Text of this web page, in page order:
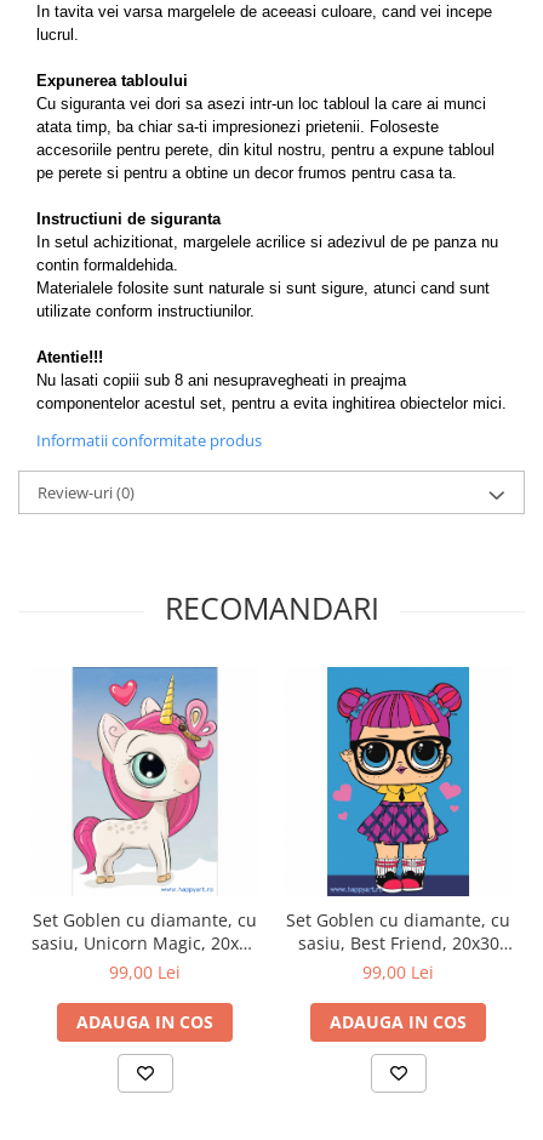
In tavita vei varsa margelele de aceeasi culoare, cand vei incepe
lucrul.
Expunerea tabloului
Cu siguranta vei dori sa asezi intr-un loc tabloul la care ai munci
atata timp, ba chiar sa-ti impresionezi prietenii. Foloseste
accesoriile pentru perete, din kitul nostru, pentru a expune tabloul
pe perete si pentru a obtine un decor frumos pentru casa ta.
Instructiuni de siguranta
In setul achizitionat, margelele acrilice si adezivul de pe panza nu
contin formaldehida.
Materialele folosite sunt naturale si sunt sigure, atunci cand sunt
utilizate conform instructiunilor.
Atentie!!!
Nu lasati copiii sub 8 ani nesupravegheati in preajma
componentelor acestul set, pentru a evita inghitirea obiectelor mici.
Informatii conformitate produs
Review-uri(0)
RECOMANDARI
Set Goblen cu diamante, cu
sasiu, Unicorn Magic, 20x30
cm, 14 culori
99,00 Lei
ADAUGA IN COS
Set Goblen cu diamante, cu
sasiu, Best Friend, 20x30
cm, 9 culori
99,00 Lei
ADAUGA IN COS